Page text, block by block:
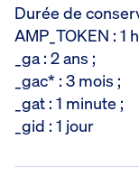
Durée de
AMP_TOKEN : 1
_ga : 2 ans ;
_gac* : 3 mois ;
_gat : 1 minute ;
_gid : 1 jour